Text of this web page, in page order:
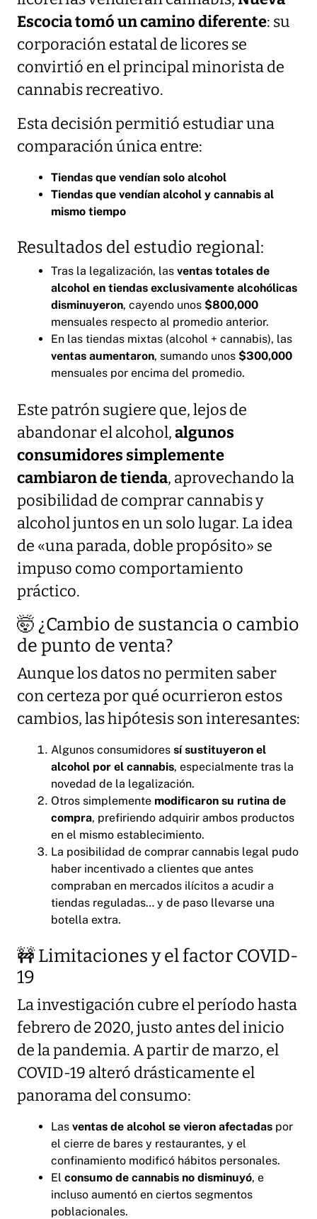
Escocia tomó un camino diferente: su
corporación estatal de licores se
convirtió en el principal minorista de
cannabis recreativo.
Esta decisión permitió estudiar una
comparación única entre:
Tiendas que vendían solo alcohol
Tiendas que vendían alcohol y cannabis al
mismo tiempo
Resultados del estudio regional:
Tras la legalización, las ventas totales de
alcohol en tiendas exclusivamente alcohólicas
disminuyeron, cayendo unos $800,000
mensuales respecto al promedio anterior.
En las tiendas mixtas (alcohol + cannabis), las
ventas aumentaron, sumando unos $300,000
mensuales por encima del promedio.
Este patrón sugiere que, lejos de
abandonar el alcohol,algunos
consumidores simplemente
cambiaron de tienda, aprovechando la
posibilidad de comprar cannabis y
alcohol juntos en un solo lugar. La idea
de «una parada, doble propósito» se
impuso como comportamiento
práctico.
🤯 ¿Cambio de sustancia o cambio
de punto de venta?
Aunque los datos no permiten saber
con certeza por qué ocurrieron estos
cambios, las hipótesis son interesantes:
Algunos consumidores sí sustituyeron el
alcohol por el cannabis, especialmente tras la
novedad de la legalización.
Otros simplemente modificaron su rutina de
compra, prefiriendo adquirir ambos productos
en el mismo establecimiento.
La posibilidad de comprar cannabis legal pudo
haber incentivado a clientes que antes
compraban en mercados ilícitos a acudir a
tiendas reguladas… y de paso llevarse una
botella extra.
🚧 Limitaciones y el factor COVID-
19
La investigación cubre el período hasta
febrero de 2020, justo antes del inicio
de la pandemia. A partir de marzo, el
COVID-19 alteró drásticamente el
panorama del consumo:
Las ventas de alcohol se vieron afectadas por
el cierre de bares y restaurantes, y el
confinamiento modificó hábitos personales.
El consumo de cannabis no disminuyó, e
incluso aumentó en ciertos segmentos
poblacionales.